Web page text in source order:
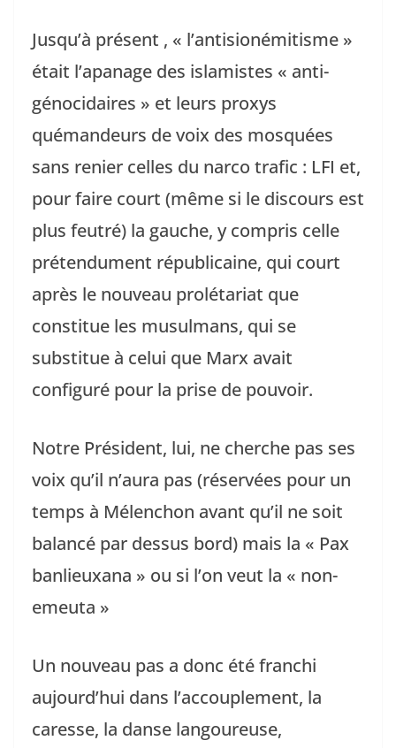
Jusqu’à présent , « l’antisionémitisme »
était l’apanage des islamistes « anti-
génocidaires » et leurs proxys
quémandeurs de voix des mosquées
sans renier celles du narco trafic : LFI et,
pour faire court (même si le discours est
plus feutré) la gauche, y compris celle
prétendument républicaine, qui court
après le nouveau prolétariat que
constitue les musulmans, qui se
substitue à celui que Marx avait
configuré pour la prise de pouvoir.
Notre Président, lui, ne cherche pas ses
voix qu’il n’aura pas (réservées pour un
temps à Mélenchon avant qu’il ne soit
balancé par dessus bord) mais la « Pax
banlieuxana » ou si l’on veut la « non-
emeuta »
Un nouveau pas a donc été franchi
aujourd’hui dans l’accouplement, la
caresse, la danse langoureuse,